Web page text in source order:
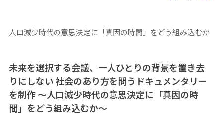
人口減少時代の意思決定に「真因の時間」をどう組み込むか
未来を選択する会議、一人ひとりの背景を置き去
りにしない 社会のあり方を問うドキュメンタリー
を制作～人口減少時代の意思決定に「真因の時
間」をどう組み込むか～